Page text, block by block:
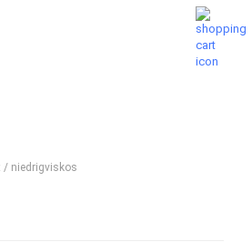
/ niedrigviskos